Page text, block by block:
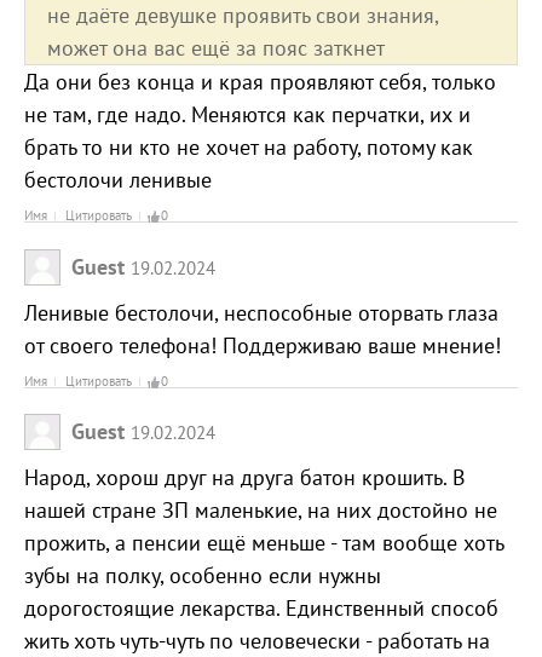
не даёте девушке проявить свои знания,
может она вас ещё за пояс заткнет
Да они без конца и края проявляют себя, только
не там, где надо. Меняются как перчатки, их и
брать то ни кто не хочет на работу, потому как
бестолочи ленивые
Имя Цитировать 0
Guest 19.02.2024
Ленивые бестолочи, неспособные оторвать глаза
от своего телефона! Поддерживаю ваше мнение!
Имя Цитировать 0
Guest 19.02.2024
Народ, хорош друг на друга батон крошить. В
нашей стране ЗП маленькие, на них достойно не
прожить, а пенсии ещё меньше - там вообще хоть
зубы на полку, особенно если нужны
дорогостоящие лекарства. Единственный способ
жить хоть чуть-чуть по человечески - работать на